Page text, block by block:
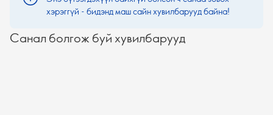
хэрэггүй - бидэнд маш сайн хувилбарууд байна!
Санал болгож буй хувилбарууд